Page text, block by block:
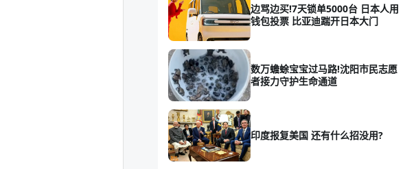
边骂边买!7天锁单5000台 日本人用
钱包投票 比亚迪踹开日本大门
数万蟾蜍宝宝过马路!沈阳市民志愿
者接力守护生命通道
印度报复美国 还有什么招没用?